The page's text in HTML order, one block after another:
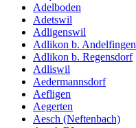
Adelboden
Adetswil
Adligenswil
Adlikon b. Andelfingen
Adlikon b. Regensdorf
Adliswil
Aedermannsdorf
Aefligen
Aegerten
Aesch (Neftenbach)